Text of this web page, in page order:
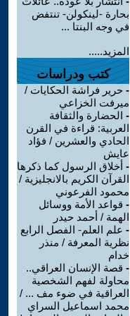
بحارة -لينكولن- تنتفض
في وجه البنتا ...
المزيد.....
كتب ودراسات
- حرير فراشة الحكايات /
ميرفت الخزاعي
- الحضارة والثقافة
العربية: قراءة في القرن
الحادي والعشرين / فؤاد
عايش
- أخلاق الرسول كما ذكرها
القرآن الكريم بالانجليزية /
محمود الفرعوني
- قواعد الأمة ووسائل
الهمة / أحمد حيدر
- علم العلم- الفصل الرابع
نظرية المعرفة / منذر
خدام
- قصة الإنسان العراقي..
محاولة لفهم الشخصية
العراقية في ضوء مف ... /
محمد اسماعيل السراي